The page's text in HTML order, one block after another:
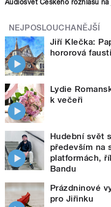
Audiosvět Českého rozhlasu
NEJPOSLOUCHANĚJŠÍ
Jiří Klečka:
hororová
Lydie
k večeři
Hudební svět
především na
platformách,
Bandu
Prázdninové
pro Jiřinku